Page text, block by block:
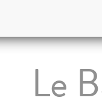
Le